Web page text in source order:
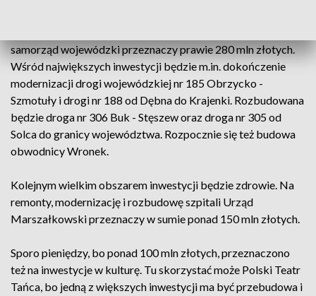
samorząd wojewódzki przeznaczy prawie 280 mln złotych.
Wśród największych inwestycji będzie m.in. dokończenie
modernizacji drogi wojewódzkiej nr 185 Obrzycko -
Szmotuły i drogi nr 188 od Dębna do Krajenki. Rozbudowana
będzie droga nr 306 Buk - Stęszew oraz droga nr 305 od
Solca do granicy województwa. Rozpocznie się też budowa
obwodnicy Wronek.
Kolejnym wielkim obszarem inwestycji będzie zdrowie. Na
remonty, modernizację i rozbudowę szpitali Urząd
Marszałkowski przeznaczy w sumie ponad 150 mln złotych.
Sporo pieniędzy, bo ponad 100 mln złotych, przeznaczono
też na inwestycje w kulturę. Tu skorzystać może Polski Teatr
Tańca, bo jedną z większych inwestycji ma być przebudowa i